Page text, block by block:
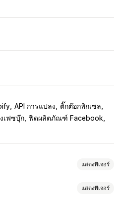
API การแปลง
ติ๊กต๊อกพิกเซล
เฟซบุ๊ก ฟีดผลิตภัณฑ์ Facebook
แสดงฟีเจอร์
แสดงฟีเจอร์